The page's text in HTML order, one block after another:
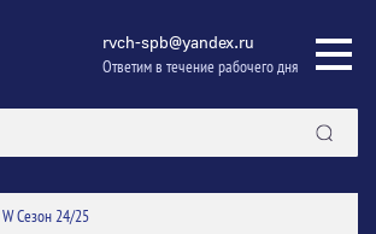
rvch-spb@yandex.ru
Ответим в течение рабочего дня
Сезон 24/25